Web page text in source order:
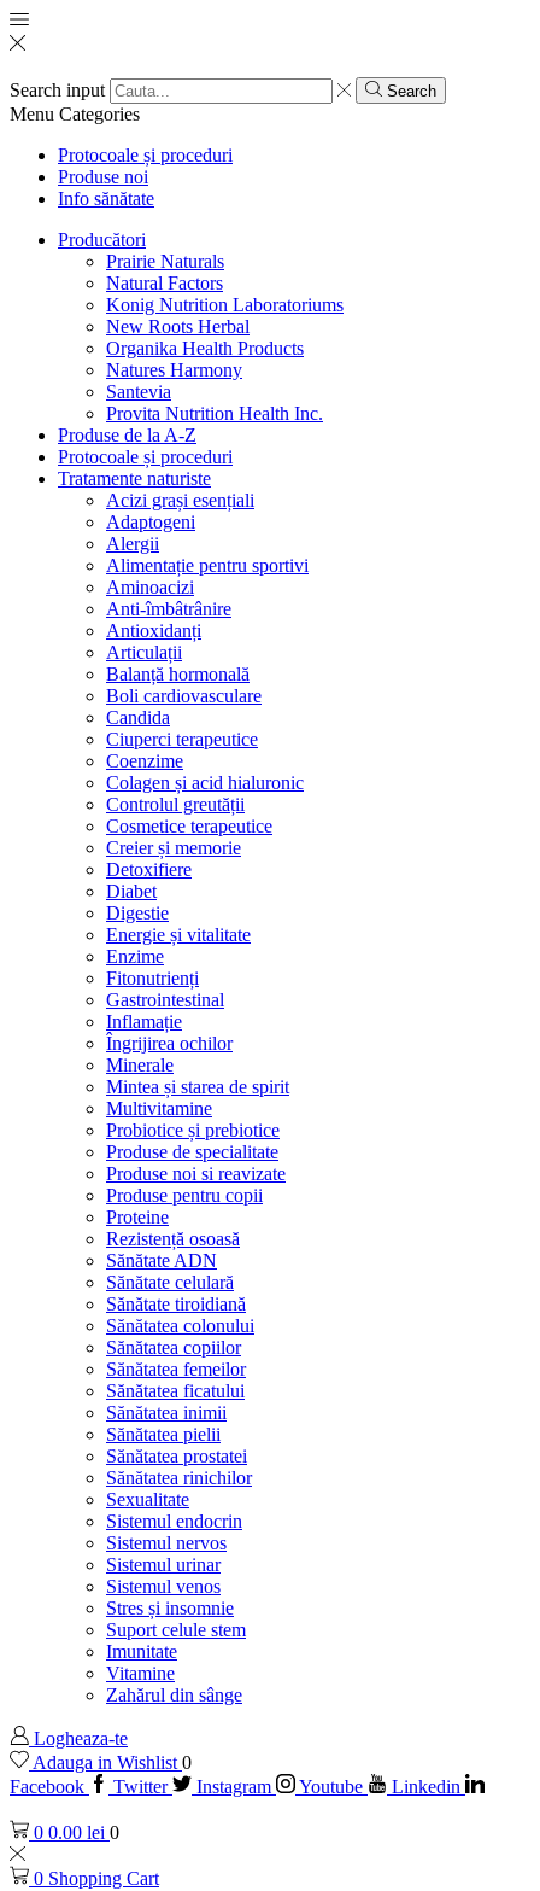
Search input Search
Menu Categories
Protocoale și proceduri
Produse noi
Info sănătate
Producători
Prairie Naturals
Natural Factors
Konig Nutrition Laboratoriums
New Roots Herbal
Organika Health Products
Natures Harmony
Santevia
Provita Nutrition Health Inc.
Produse de la A-Z
Protocoale și proceduri
Tratamente naturiste
Acizi grași esențiali
Adaptogeni
Alergii
Alimentație pentru sportivi
Aminoacizi
Anti-îmbâtrânire
Antioxidanți
Articulații
Balanță hormonală
Boli cardiovasculare
Candida
Ciuperci terapeutice
Coenzime
Colagen și acid hialuronic
Controlul greutății
Cosmetice terapeutice
Creier și memorie
Detoxifiere
Diabet
Digestie
Energie și vitalitate
Enzime
Fitonutrienți
Gastrointestinal
Inflamație
Îngrijirea ochilor
Minerale
Mintea și starea de spirit
Multivitamine
Probiotice și prebiotice
Produse de specialitate
Produse noi si reavizate
Produse pentru copii
Proteine
Rezistență osoasă
Sănătate ADN
Sănătate celulară
Sănătate tiroidiană
Sănătatea colonului
Sănătatea copiilor
Sănătatea femeilor
Sănătatea ficatului
Sănătatea inimii
Sănătatea pielii
Sănătatea prostatei
Sănătatea rinichilor
Sexualitate
Sistemul endocrin
Sistemul nervos
Sistemul urinar
Sistemul venos
Stres și insomnie
Suport celule stem
Imunitate
Vitamine
Zahărul din sânge
Logheaza-te
Adauga in Wishlist 0
Facebook
Twitter Instagram Youtube Linkedin
0 0.00 lei 0
0 Shopping Cart